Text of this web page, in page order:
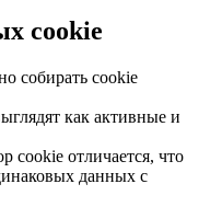
cookie
собирать cookie
как активные и
cookie отличается, что
данных с